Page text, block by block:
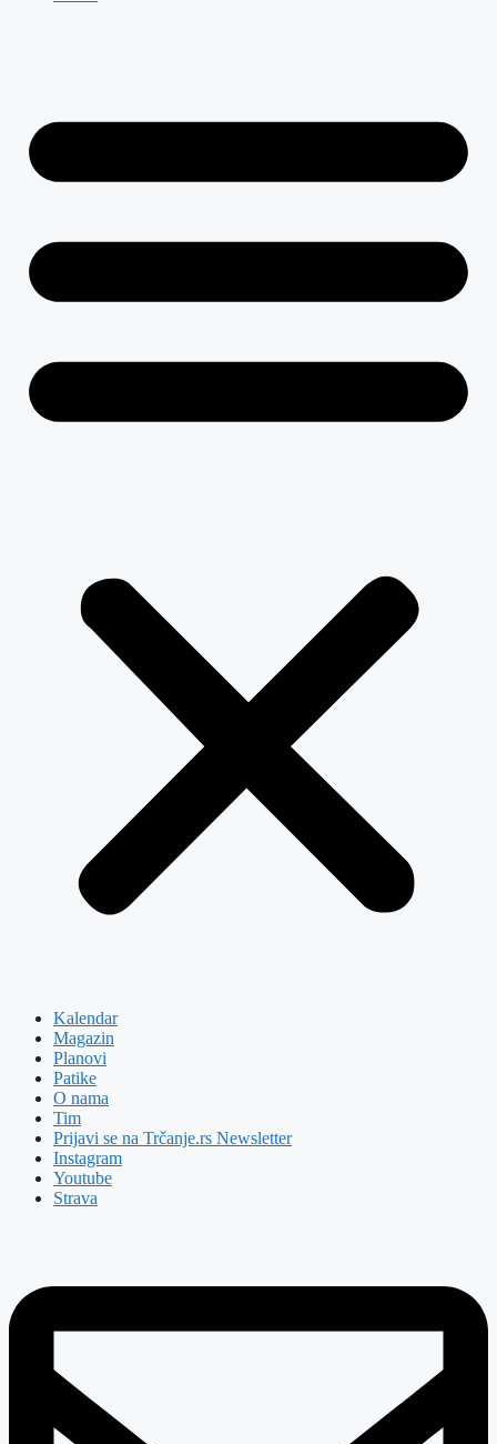
Kalendar
Magazin
Planovi
Patike
O nama
Tim
Prijavi se na Trčanje.rs Newsletter
Instagram
Youtube
Strava